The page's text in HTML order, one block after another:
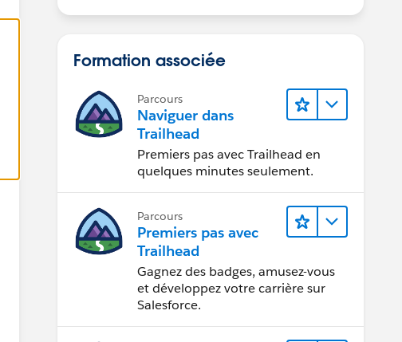
Formation associée
Parcours
Naviguer dans
Trailhead
Premiers pas avec Trailhead en
quelques minutes seulement.
Parcours
Premiers pas avec
Trailhead
Gagnez des badges, amusez-vous
et développez votre carrière sur
Salesforce.